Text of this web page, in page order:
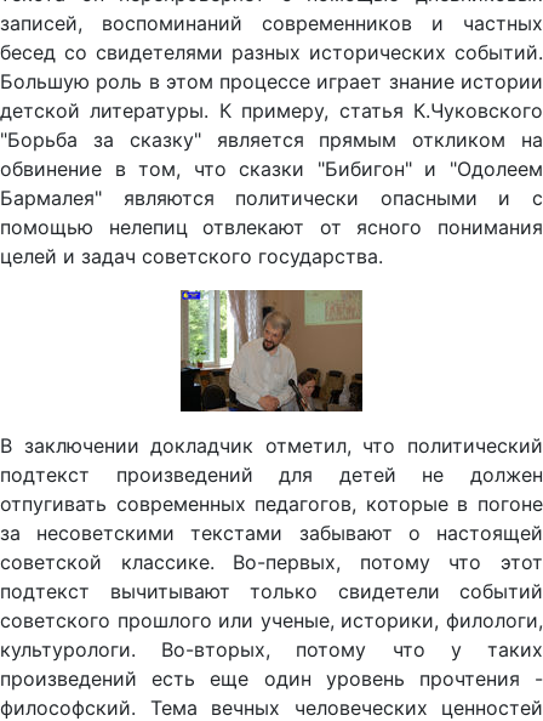
записей, воспоминаний современников и частных
бесед со свидетелями разных исторических событий.
Большую роль в этом процессе играет знание истории
детской литературы. К примеру, статья К.Чуковского
"Борьба за сказку" является прямым откликом на
обвинение в том, что сказки "Бибигон" и "Одолеем
Бармалея" являются политически опасными и с
помощью нелепиц отвлекают от ясного понимания
целей и задач советского государства.
В заключении докладчик отметил, что политический
подтекст произведений для детей не должен
отпугивать современных педагогов, которые в погоне
за несоветскими текстами забывают о настоящей
советской классике. Во-первых, потому что этот
подтекст вычитывают только свидетели событий
советского прошлого или ученые, историки, филологи,
культурологи. Во-вторых, потому что у таких
произведений есть еще один уровень прочтения -
философский. Тема вечных человеческих ценностей